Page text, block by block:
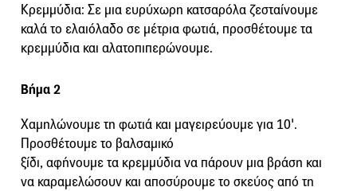
Κρεμμύδια: Σε μια ευρύχωρη κατσαρόλα ζεσταίνουμε
καλά το ελαιόλαδο σε μέτρια φωτιά, προσθέτουμε τα
κρεμμύδια και αλατοπιπερώνουμε.
Βήμα 2
Χαμηλώνουμε τη φωτιά και μαγειρεύουμε για 10'.
Προσθέτουμε το βαλσαμικό
ξίδι, αφήνουμε τα κρεμμύδια να πάρουν μια βράση και
να καραμελώσουν και αποσύρουμε το σκεύος από τη